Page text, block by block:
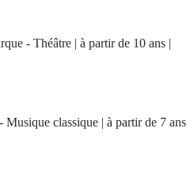
- Théâtre | à partir de 10 ans |
classique | à partir de 7 ans